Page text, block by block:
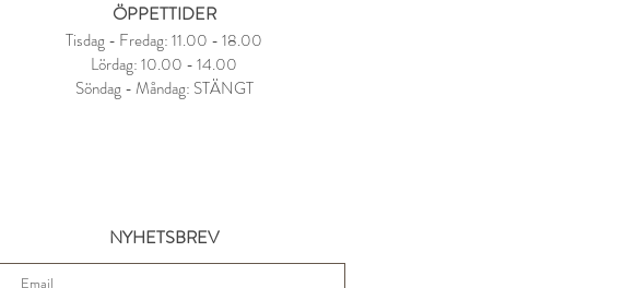
ÖPPETTIDER
Tisdag - Fredag: 11.00 - 18.00
Lördag: 10.00 - 14.00
Söndag - Måndag: STÄNGT
NYHETSBREV